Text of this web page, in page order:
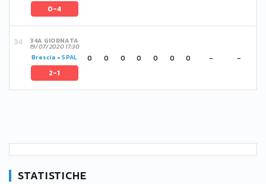
0-4
34A GIORNATA
19/07/2020 17:30
Brescia -SPAL
2-1
0 0 0 0 0 0 0 - -
STATISTICHE